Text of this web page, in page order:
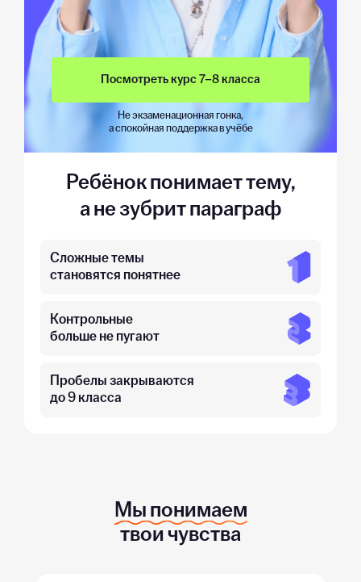
Ребёнок понимает тему,
а не зубрит параграф
Сложные темы
становятся понятнее
Контрольные
больше не пугают
Пробелы закрываются
до 9 класса
Не экзаменационная гонка,
а спокойная поддержка в учёбе
Посмотреть курс 7–8 класса
Мы понимаем
твои чувства